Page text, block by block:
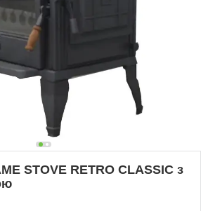
STOVE RETRO CLASSIC з